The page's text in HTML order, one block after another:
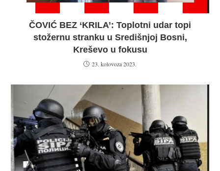
ČOVIĆ BEZ ‘KRILA’: Toplotni udar topi
stožernu stranku u Središnjoj Bosni,
Kreševo u fokusu
23. kolovoza 2023.